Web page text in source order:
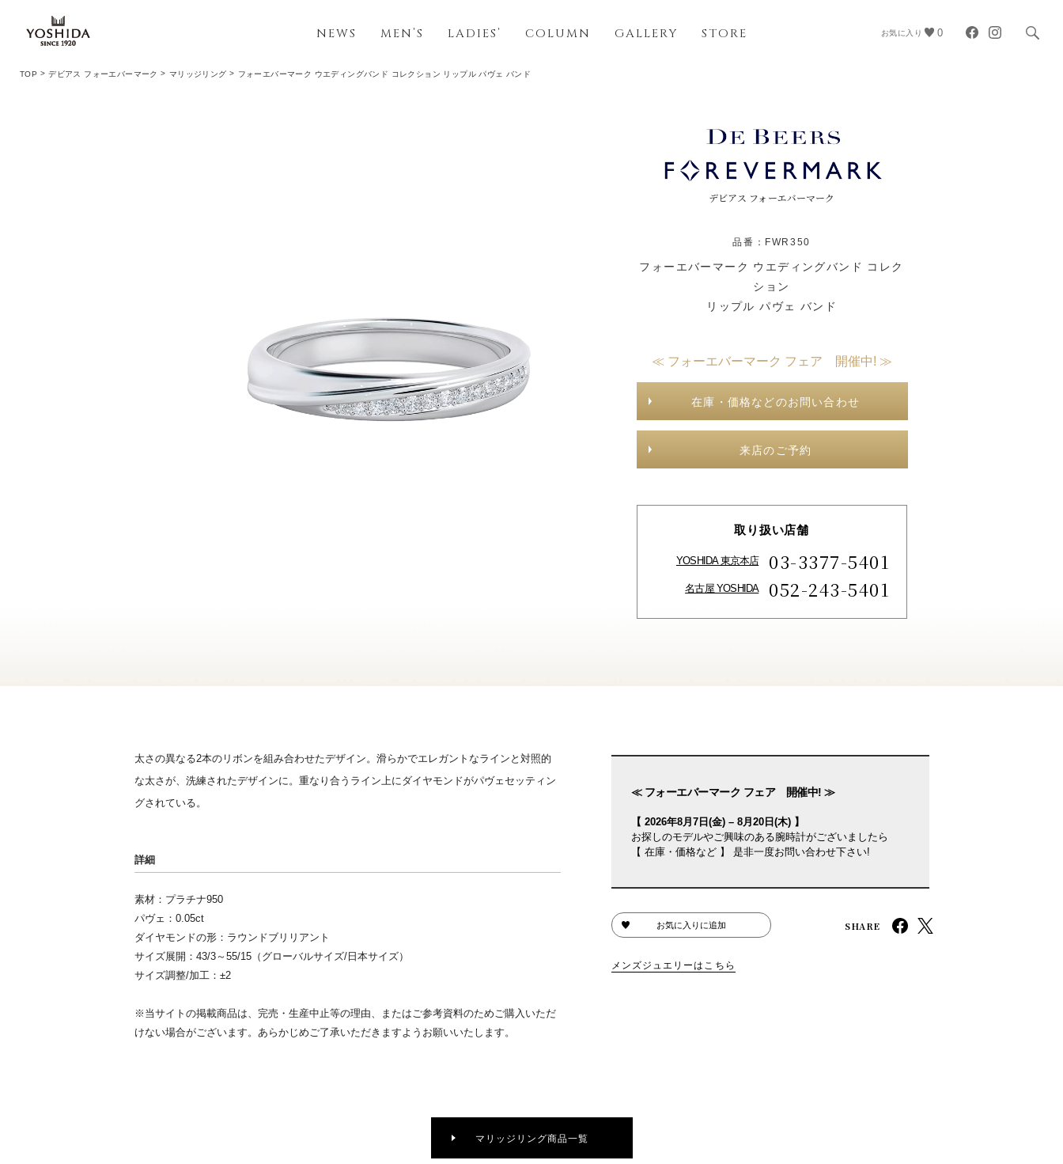
NEWS MEN’S LADIES’ COLUMN GALLERY STORE お気に入り 0
デビアス フォーエバーマーク
品番：FWR350
フォーエバーマーク ウエディングバンド コレク
ション
リップル パヴェ バンド
≪ フォーエバーマーク フェア 開催中! ≫
在庫・価格などのお問い合わせ
来店のご予約
取り扱い店舗
YOSHIDA 東京本店 03-3377-5401
名古屋 YOSHIDA 052-243-5401
TOP デビアス フォーエバーマーク マリッジリング フォーエバーマーク ウエディングバンド コレクション リップル パヴェ バンド
太さの異なる2本のリボンを組み合わせたデザイン。滑らかでエレガントなラインと対照的
な太さが、洗練されたデザインに。重なり合うライン上にダイヤモンドがパヴェセッティン
グされている。
詳細
素材：プラチナ950
パヴェ：0.05ct
ダイヤモンドの形：ラウンドブリリアント
サイズ展開：43/3～55/15（グローバルサイズ/日本サイズ）
サイズ調整/加工：±2
※当サイトの掲載商品は、完売・生産中止等の理由、またはご参考資料のためご購入いただ
けない場合がございます。あらかじめご了承いただきますようお願いいたします。
≪ フォーエバーマーク フェア 開催中! ≫
【 2026年8月7日(金) – 8月20日(木) 】
お探しのモデルやご興味のある腕時計がございましたら
【 在庫・価格など 】 是非一度お問い合わせ下さい!
お気に入りに追加 SHARE
メンズジュエリーはこちら
マリッジリング商品一覧